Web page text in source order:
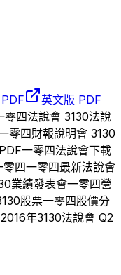
英文版 PDF
零四法說會 3130法說
零四財報說明會 3130
一零四法說會下載
零四一零四最新法說會
業績發表會一零四營
股票一零四股價分
2016年3130法說會 Q2